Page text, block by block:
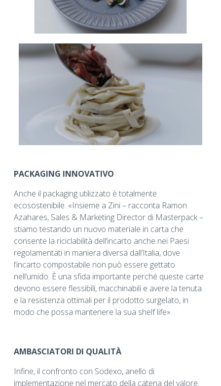
PACKAGING INNOVATIVO
Anche il packaging utilizzato è totalmente
ecosostenibile. «Insieme a Zini – racconta Ramon
Azahares, Sales & Marketing Director di Masterpack –
stiamo testando un nuovo materiale in carta che
consente la riciclabilità dell’incarto anche nei Paesi
regolamentati in maniera diversa dall’Italia, dove
l’incarto compostabile non può essere gettato
nell’umido. È una sfida importante perché queste carte
devono essere flessibili, macchinabili e avere la tenuta
e la resistenza ottimali per il prodotto surgelato, in
modo che possa mantenere la sua shelf life».
AMBASCIATORI DI QUALITÀ
Infine, il confronto con Sodexo, anello di
implementazione nel mercato della catena del valore.